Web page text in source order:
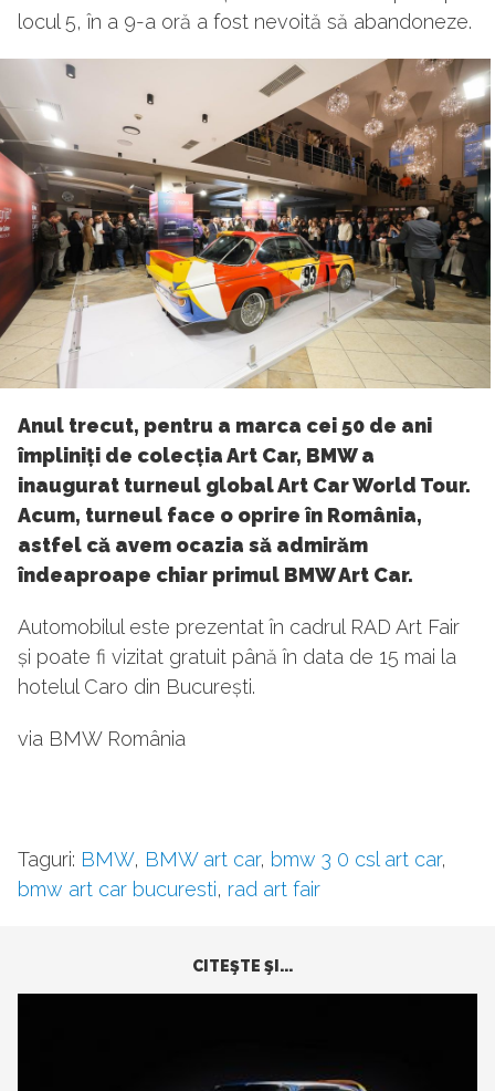
locul 5, în a 9-a oră a fost nevoită să abandoneze.
Anul trecut, pentru a marca cei 50 de ani
împliniți de colecția Art Car, BMW a
inaugurat turneul global Art Car World Tour.
Acum, turneul face o oprire în România,
astfel că avem ocazia să admirăm
îndeaproape chiar primul BMW Art Car.
Automobilul este prezentat în cadrul RAD Art Fair
și poate fi vizitat gratuit până în data de 15 mai la
hotelul Caro din București.
via BMW România
Taguri: BMW, BMW art car, bmw 3 0 csl art car,
bmw art car bucuresti, rad art fair
CITEŞTE ŞI...